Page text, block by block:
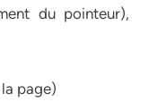
du pointeur),
page)